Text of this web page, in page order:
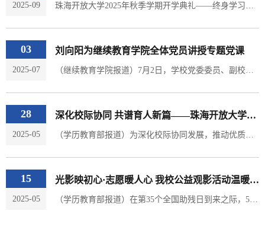
2025-09 珠海开放大学2025年秋季学期开学典礼——终身学习向未来，湾区筑梦正当时（继续教育学院报道）9月14日下午，珠海开放大学2025年秋季学期开学典礼在107报告厅隆重举行。典礼现场，学校为优秀教师和2023年度优秀毕业生举行了颁奖仪式，以表彰他们在教学和学习过程中的卓越表现，激励全体师生以他们为榜样，追求卓越。林惠琼副校长发表了讲话，她指出当前是终身学习的时代，珠海开放大学作为市民“家门口的大学”，45年来已培养众多人才，...
03
2025-07
刘向阳为继续教育学院全体党员讲授专题党课
（继续教育学院报道）7月2日，学校党委委员、副校长、继续教育学院党总支书记刘向阳同志，围绕“勇于担当作为 严守纪律红线”这一主题，为继续教育学院全体党员上了一堂深入贯彻中央八项规定精神学习教育专题党课。刘向阳同志将中央八项规定精神的核心要义与高校实践要求紧密结合，进行了深入浅出的解读，并结合学校实际剖析高校典型案例，以案为鉴，强调每位党员要将纪律要求内化于心、外化于行，从知纪到守纪，以优良的党风带动教风和学风的提升。...
28
2025-05
深化校际协同 共谱育人新篇——珠海开放大学与东莞开放大学开展多维度教研交流活动
（学历教育部报道）为深化校际协同发展，推动优质教育资源互通共享，5月25日，珠海开放大学学历教育部负责人率书法学专业师生代表及羽毛球社团骨干成员，赴东莞开放大学开展主题教研交流活动，以“教学+社团”双轮驱动模式，开启两校合作创新实践。在书法学专业教学研讨环节，珠海开放大学师生走进东莞开放大学特色课堂，沉浸式体验互动式教学模式。两校书法学科骨干教师围绕课程体系优化、创新教学方法应用等议题展开深度研讨，结合粤港澳大湾区文化特色，...
15
2025-05
光影映初心·志愿暖人心 我校公益观影活动温暖举行
（学历教育部报道）在第35个全国助残日到来之际，5月14日上午，我校联合前山社区康园中心、珠海市心连心慈善会，以“光影礼赞爱国情·志愿同心递温暖”为主题，组织康园中心学员走进校园红色影院，共赏爱国主义影片《长津湖》，以光影传递关爱，以行动践行责任。活动现场，主持人向前山社区康园中心学员致以热烈欢迎并介绍活动意义。观影过程中，师生志愿者贴心引导签到入座、维护秩序，并时刻关注学员需求，用细致服务营造温暖氛围。...